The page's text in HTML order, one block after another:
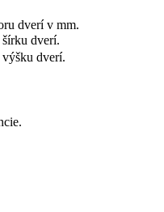
dverí v mm.
šírku dverí.
výšku dverí.